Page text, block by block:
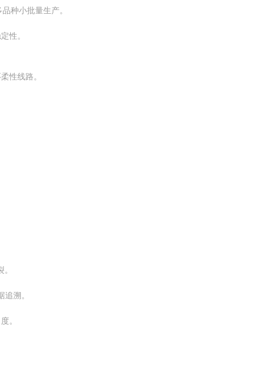
种小批量生产。
性。
性线路。
溯。
。